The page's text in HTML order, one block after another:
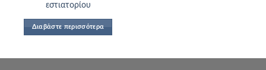
εστιατορίου
Διαβάστε περισσότερα